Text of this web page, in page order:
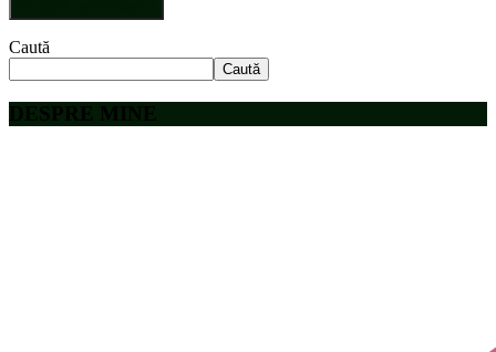
Caută
Caută
DESPRE MINE